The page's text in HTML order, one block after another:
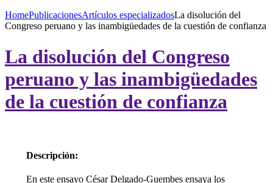
HomePublicacionesArtículos especializadosLa disolución del
Congreso peruano y las inambigüedades de la cuestión de confianza
La disolución del Congreso
peruano y las inambigüedades
de la cuestión de confianza
Descripción:
En este ensayo César Delgado-Guembes ensaya los